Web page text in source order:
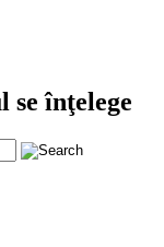
se înţelege